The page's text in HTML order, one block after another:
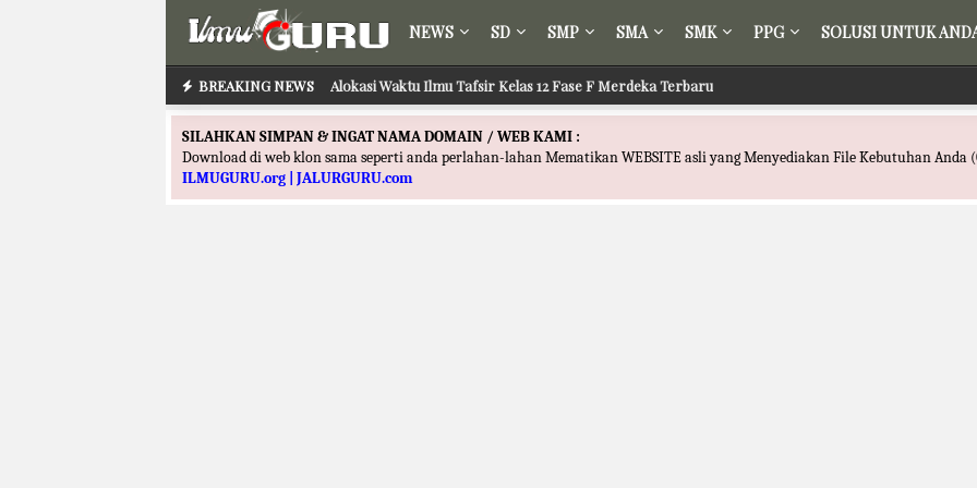
NEWS SD SMP SMA SMK PPG SOLUSI UNTUK
BREAKING NEWS Alokasi Waktu Ilmu Tafsir Kelas 12 Fase F Merdeka Terbaru
SILAHKAN SIMPAN & INGAT NAMA DOMAIN / WEB KAMI :
Download di web klon sama seperti anda perlahan-lahan Mematikan WEBSITE asli yang Menyediakan File Kebutuhan Anda
ILMUGURU.org | JALURGURU.com